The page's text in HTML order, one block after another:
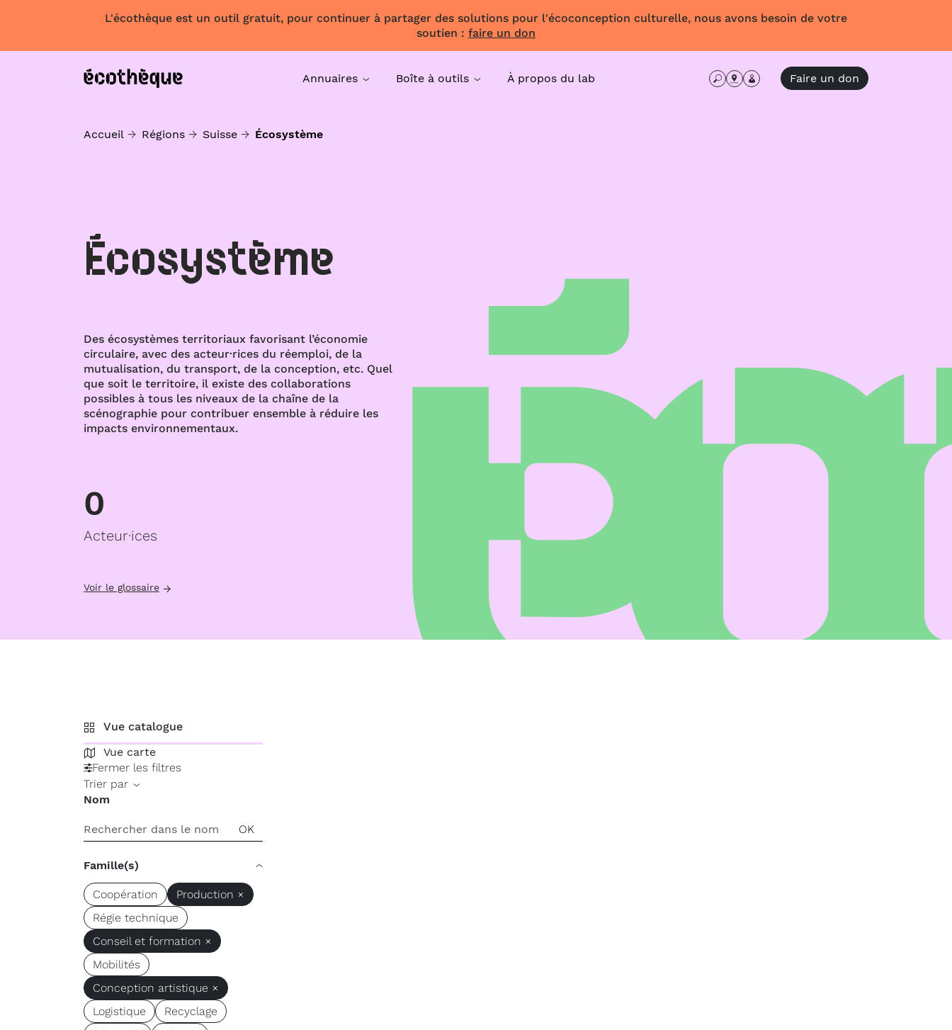
L'écothèque est un outil gratuit, pour continuer à partager des solutions pour l'écoconception culturelle, nous avons besoin de votre
soutien : faire un don
Annuaires Boîte à outils À propos du lab Faire un don
Accueil Régions Suisse Écosystème
Écosystème
Des écosystèmes territoriaux favorisant l’économie
circulaire, avec des acteur·rices du réemploi, de la
mutualisation, du transport, de la conception, etc. Quel
que soit le territoire, il existe des collaborations
possibles à tous les niveaux de la chaîne de la
scénographie pour contribuer ensemble à réduire les
impacts environnementaux.
0
Acteur·ices
Voir le glossaire
Vue catalogue
Vue carte
Fermer les filtres
Trier par
Nom
Famille(s)
Coopération
Production ×
Régie technique
Conseil et formation ×
Mobilités
Conception artistique ×
Logistique
Recyclage